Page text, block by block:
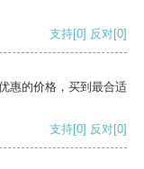
支持[0] 反对[0]
惠的价格，买到最合适
支持[0] 反对[0]